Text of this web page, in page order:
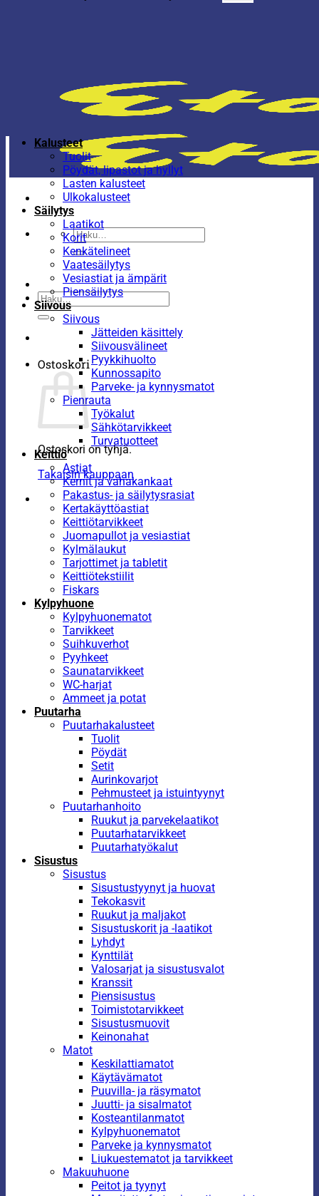
Etsi:
Etsi:
Ostoskori
Ostoskori on tyhjä.
Takaisin kauppaan
Kalusteet
Tuolit
Pöydät, lipastot ja hyllyt
Lasten kalusteet
Ulkokalusteet
Säilytys
Laatikot
Korit
Kenkätelineet
Vaatesäilytys
Vesiastiat ja ämpärit
Piensäilytys
Siivous
Siivous
Jätteiden käsittely
Siivousvälineet
Pyykkihuolto
Kunnossapito
Parveke- ja kynnysmatot
Pienrauta
Työkalut
Sähkötarvikkeet
Turvatuotteet
Keittiö
Astiat
Kernit ja vahakankaat
Pakastus- ja säilytysrasiat
Kertakäyttöastiat
Keittiötarvikkeet
Juomapullot ja vesiastiat
Kylmälaukut
Tarjottimet ja tabletit
Keittiötekstiilit
Fiskars
Kylpyhuone
Kylpyhuonematot
Tarvikkeet
Suihkuverhot
Pyyhkeet
Saunatarvikkeet
WC-harjat
Ammeet ja potat
Puutarha
Puutarhakalusteet
Tuolit
Pöydät
Setit
Aurinkovarjot
Pehmusteet ja istuintyynyt
Puutarhanhoito
Ruukut ja parvekelaatikot
Puutarhatarvikkeet
Puutarhatyökalut
Sisustus
Sisustus
Sisustustyynyt ja huovat
Tekokasvit
Ruukut ja maljakot
Sisustuskorit ja -laatikot
Lyhdyt
Kynttilät
Valosarjat ja sisustusvalot
Kranssit
Piensisustus
Toimistotarvikkeet
Sisustusmuovit
Keinonahat
Matot
Keskilattiamatot
Käytävämatot
Puuvilla- ja räsymatot
Juutti- ja sisalmatot
Kosteantilanmatot
Kylpyhuonematot
Parveke ja kynnysmatot
Liukuestematot ja tarvikkeet
Makuuhuone
Peitot ja tyynyt